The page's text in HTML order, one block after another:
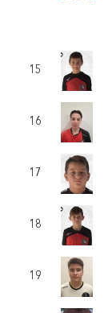
15
16
17
18
19